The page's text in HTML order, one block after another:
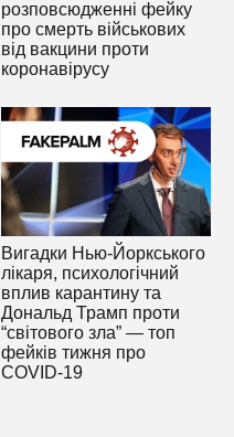
розповсюдженні фейку
про смерть військових
від вакцини проти
коронавірусу
Вигадки Нью-Йоркського
лікаря, психологічний
вплив карантину та
Дональд Трамп проти
“світового зла” — топ
фейків тижня про
COVID-19